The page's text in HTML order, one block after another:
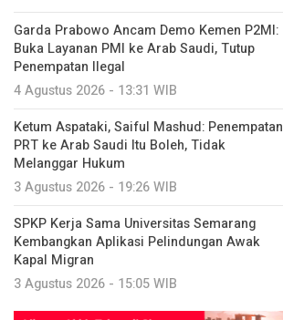
Garda Prabowo Ancam Demo Kemen P2MI:
Buka Layanan PMI ke Arab Saudi, Tutup
Penempatan Ilegal
4 Agustus 2026 - 13:31 WIB
Ketum Aspataki, Saiful Mashud: Penempatan
PRT ke Arab Saudi Itu Boleh, Tidak
Melanggar Hukum
3 Agustus 2026 - 19:26 WIB
SPKP Kerja Sama Universitas Semarang
Kembangkan Aplikasi Pelindungan Awak
Kapal Migran
3 Agustus 2026 - 15:05 WIB